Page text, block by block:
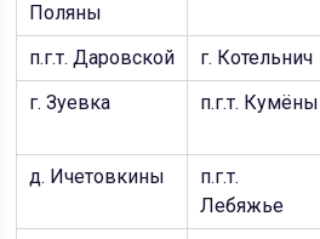
Поляны
п.г.т. Даровской г. Котельнич
г. Зуевка
п.г.т. Кумёны
д. Ичетовкины
п.г.т.
Лебяжье